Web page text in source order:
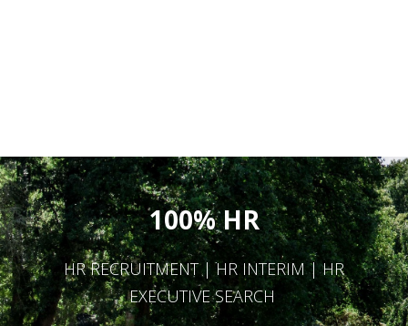
100% HR
HR RECRUITMENT | HR INTERIM | HR
EXECUTIVE SEARCH